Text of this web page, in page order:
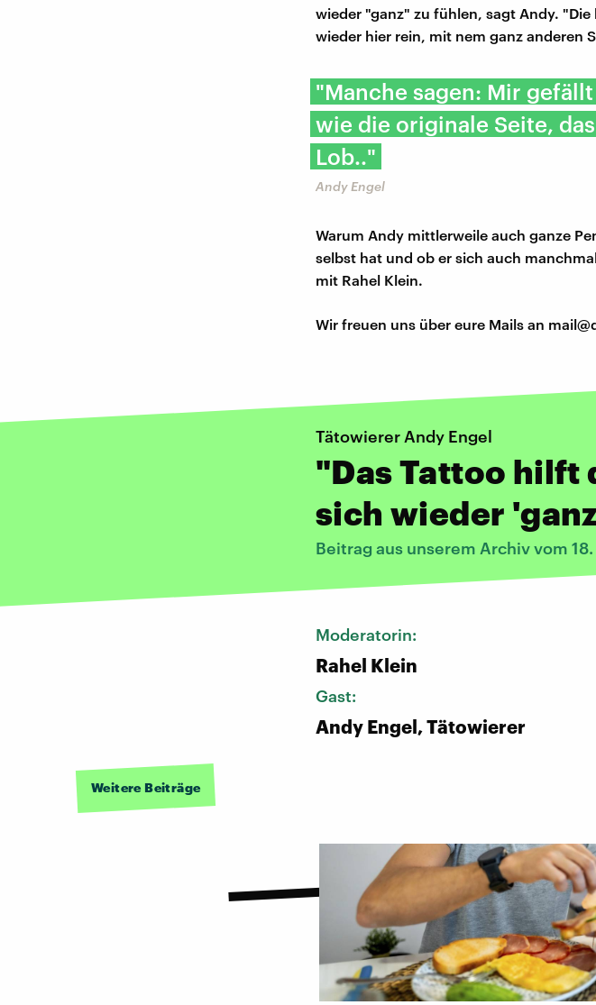
wieder "ganz" zu fühlen, sagt Andy.
wieder hier rein, mit nem ganz anderen
"Manche sagen: Mir
wie die originale Seite,
Lob.."
Andy Engel
Warum Andy mittlerweile auch ganze
selbst hat und ob er sich auch
mit Rahel Klein.
Wir freuen uns über eure Mails an
Tätowierer Andy Engel
"Das Tattoo hilft
sich wieder
Beitrag aus unserem Archiv vom
Moderatorin:
Rahel Klein
Gast:
Andy Engel, Tätowierer
Weitere Beiträge